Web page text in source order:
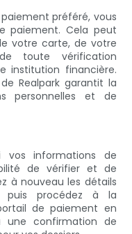
préféré, vous
paiement. Cela peut
votre carte, de votre
toute vérification
institution financière.
Realpark garantit la
personnelles et de
vos informations de
de vérifier et de
à nouveau les détails
puis procédez à la
de paiement en
une confirmation de